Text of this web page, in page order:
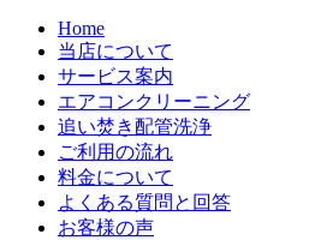
Home
当店について
サービス案内
エアコンクリーニング
追い焚き配管洗浄
ご利用の流れ
料金について
よくある質問と回答
お客様の声